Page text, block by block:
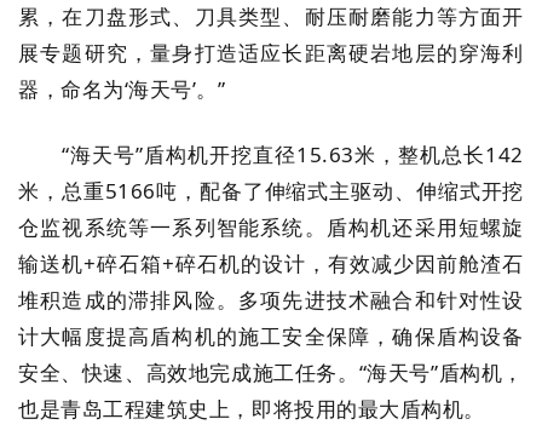
累，在刀盘形式、刀具类型、耐压耐磨能力等方面开
展专题研究，量身打造适应长距离硬岩地层的穿海利
器，命名为‘海天号’。”
“海天号”盾构机开挖直径15.63米，整机总长142
米，总重5166吨，配备了伸缩式主驱动、伸缩式开挖
仓监视系统等一系列智能系统。盾构机还采用短螺旋
输送机+碎石箱+碎石机的设计，有效减少因前舱渣石
堆积造成的滞排风险。多项先进技术融合和针对性设
计大幅度提高盾构机的施工安全保障，确保盾构设备
安全、快速、高效地完成施工任务。“海天号”盾构机，
也是青岛工程建筑史上，即将投用的最大盾构机。